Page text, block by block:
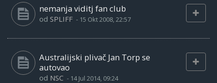
nemanja viditj fan club
od SPLIFF - 15 Okt 2008, 22:57
Australijski plivač Jan Torp se
autovao
od NSC - 14 Jul 2014, 09:24